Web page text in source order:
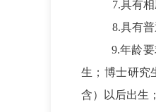
7.具有
8.具有
9.年龄
生；博士研究
含）以后出生；